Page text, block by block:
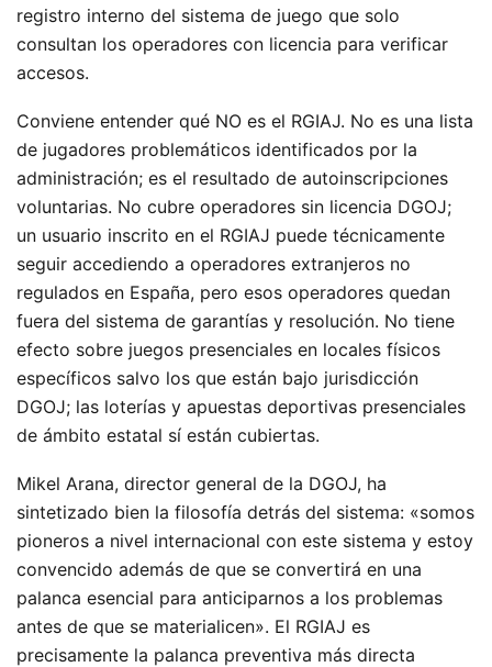
registro interno del sistema de juego que solo
consultan los operadores con licencia para verificar
accesos.
Conviene entender qué NO es el RGIAJ. No es una lista
de jugadores problemáticos identificados por la
administración; es el resultado de autoinscripciones
voluntarias. No cubre operadores sin licencia DGOJ;
un usuario inscrito en el RGIAJ puede técnicamente
seguir accediendo a operadores extranjeros no
regulados en España, pero esos operadores quedan
fuera del sistema de garantías y resolución. No tiene
efecto sobre juegos presenciales en locales físicos
específicos salvo los que están bajo jurisdicción
DGOJ; las loterías y apuestas deportivas presenciales
de ámbito estatal sí están cubiertas.
Mikel Arana, director general de la DGOJ, ha
sintetizado bien la filosofía detrás del sistema: «somos
pioneros a nivel internacional con este sistema y estoy
convencido además de que se convertirá en una
palanca esencial para anticiparnos a los problemas
antes de que se materialicen». El RGIAJ es
precisamente la palanca preventiva más directa